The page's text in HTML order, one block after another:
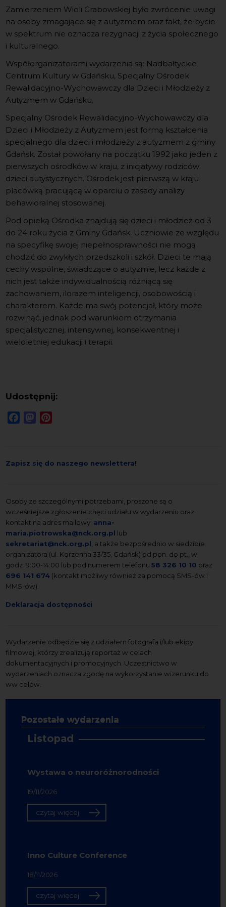
Zamierzeniem Wioli Grabowskiej było zwrócenie uwagi
na osoby zmagające się z autyzmem oraz fakt, że bycie
w spektrum nie oznacza rezygnacji z życia społecznego
i kulturalnego.
Współorganizatorami wydarzenia są: Nadbałtyckie
Centrum Kultury w Gdańsku, Specjalny Ośrodek
Rewalidacyjno-Wychowawczy dla Dzieci i Młodzieży z
Autyzmem w Gdańsku.
Specjalny Ośrodek Rewalidacyjno-Wychowawczy dla
Dzieci i Młodzieży z Autyzmem jest formą kształcenia
specjalnego dla dzieci i młodzieży z autyzmem z gminy
Gdańsk. Został powołany na początku 1992 jako jeden z
pierwszych ośrodków w kraju, z inicjatywy rodziców
dzieci autystycznych. Ośrodek jest pierwszą w kraju
placówką pracującą w oparciu o zasady analizy
behawioralnej stosowanej.
Pod opieką Ośrodka znajdują się dzieci i młodzież od 3
do 24 roku życia z Gminy Gdańsk. Uczniowie ze względu
na specyfikę swojej niepełnosprawności nie mogą
chodzić do zwykłych przedszkoli i szkół. Dzieci te mają
cechy wspólne, świadczące o autyzmie, lecz każde z
nich jest także indywidualnością różniącą się
zachowaniem, ilorazem inteligencji, osobowością i
charakterem. Każde ma swój potencjał, który może
rozwinąć, jednak pod warunkiem otrzymania
specjalistycznej, intensywnej, konsekwentnej i
wieloletniej edukacji i terapii.
Udostępnij:
FacebookMastodon
Zapisz się do naszego newslettera!
Osoby ze szczególnymi potrzebami, proszone są o
wcześniejsze zgłoszenie chęci udziału w wydarzeniu oraz
kontakt na adres mailowy: anna-
maria.piotrowska@nck.org.pl lub
sekretariat@nck.org.pl , a także bezpośrednio w siedzibie
organizatora (ul. Korzenna 33/35, Gdańsk) od pon. do pt., w
godz. 9:00-14:00 lub pod numerem telefonu58 326 10 10 oraz
696 141 674 (kontakt możliwy również za pomocą SMS-ów i
MMS-ów).
Deklaracja dostępności
Wydarzenie odbędzie się z udziałem fotografa i/lub ekipy
filmowej, którzy zrealizują reportaż w celach
dokumentacyjnych i promocyjnych. Uczestnictwo w
wydarzeniach oznacza zgodę na wykorzystanie wizerunku do
ww celów.
Pozostałe wydarzenia
Listopad
Wystawa o neuroróżnorodności
19/11/2026
czytaj więcej
Inno Culture Conference
18/11/2026
czytaj więcej